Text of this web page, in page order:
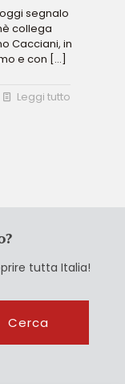
segnalo
collega
Cacciani, in
e con […]
Leggi tutto
tutta Italia!
Cerca